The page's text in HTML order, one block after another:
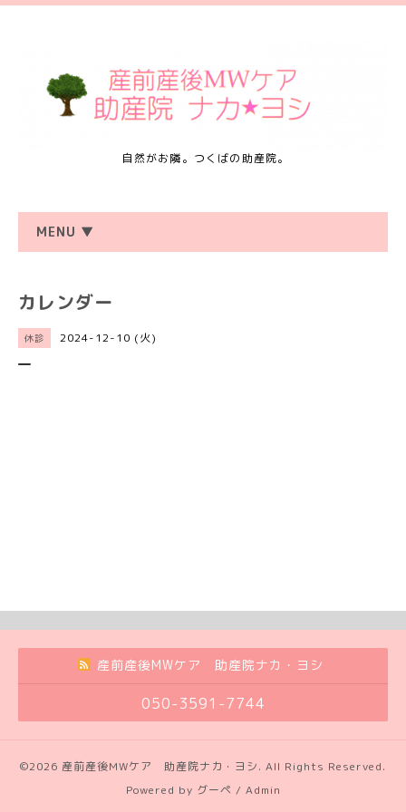
自然がお隣。つくばの助産院。
MENU ▼
カレンダー
休診 2024-12-10 (火)
―
産前産後MWケア 助産院ナカ・ヨシ
050-3591-7744
©2026 産前産後MWケア 助産院ナカ・ヨシ. All Rights Reserved.
Powered by グーペ / Admin